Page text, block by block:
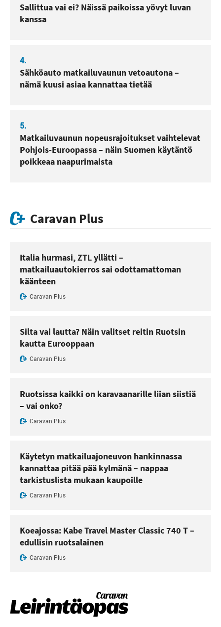
Sallittua vai ei? Näissä paikoissa yövyt luvan
kanssa
4.
Sähköauto matkailuvaunun vetoautona –
nämä kuusi asiaa kannattaa tietää
5.
Matkailuvaunun nopeusrajoitukset vaihtelevat
Pohjois-Euroopassa – näin Suomen käytäntö
poikkeaa naapurimaista
Caravan Plus
Italia hurmasi, ZTL yllätti –
matkailuautokierros sai odottamattoman
käänteen
Caravan Plus
Silta vai lautta? Näin valitset reitin Ruotsin
kautta Eurooppaan
Caravan Plus
Ruotsissa kaikki on karavaanarille liian siistiä
– vai onko?
Caravan Plus
Käytetyn matkailuajoneuvon hankinnassa
kannattaa pitää pää kylmänä – nappaa
tarkistuslista mukaan kaupoille
Caravan Plus
Koeajossa: Kabe Travel Master Classic 740 T –
edullisin ruotsalainen
Caravan Plus